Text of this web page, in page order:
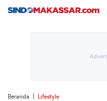
Beranda Lifestyle